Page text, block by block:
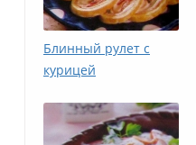
Блинный рулет с
курицей